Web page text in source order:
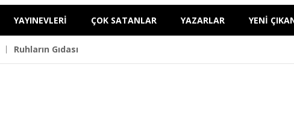
YAYINEVLERİ ÇOK SATANLAR YAZARLAR YENİ
Ruhların Gıdası